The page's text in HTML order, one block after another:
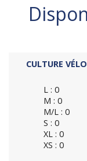
CULTURE
L : 0
M : 0
M/L : 0
S : 0
XL : 0
XS : 0